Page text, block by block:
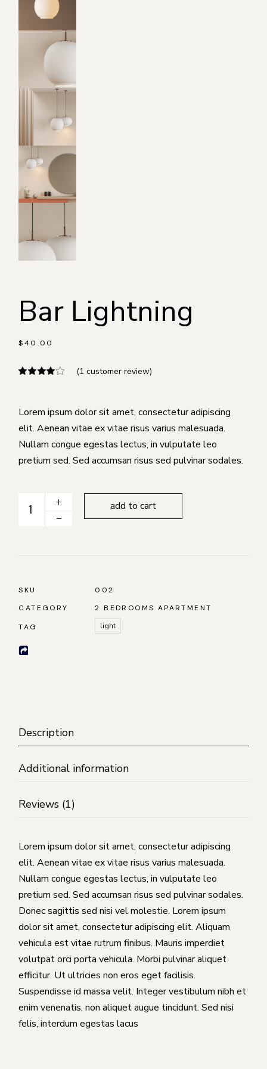
Bar Lightning
$40.00
(1 customer review)
Lorem ipsum dolor sit amet, consectetur adipiscing
elit. Aenean vitae ex vitae risus varius malesuada.
Nullam congue egestas lectus, in vulputate leo
pretium sed. Sed accumsan risus sed pulvinar sodales.
Bar Lightning quantity
add to cart
SKU
002
CATEGORY
2 BEDROOMS APARTMENT
TAG
light
Description
Additional information
Reviews (1)
Lorem ipsum dolor sit amet, consectetur adipiscing
elit. Aenean vitae ex vitae risus varius malesuada.
Nullam congue egestas lectus, in vulputate leo
pretium sed. Sed accumsan risus sed pulvinar sodales.
Donec sagittis sed nisi vel molestie. Lorem ipsum
dolor sit amet, consectetur adipiscing elit. Aliquam
vehicula est vitae rutrum finibus. Mauris imperdiet
volutpat orci porta vehicula. Morbi pulvinar aliquet
efficitur. Ut ultricies non eros eget facilisis.
Suspendisse id massa velit. Integer vestibulum nibh et
enim venenatis, non aliquet augue tincidunt. Sed nisi
felis, interdum egestas lacus